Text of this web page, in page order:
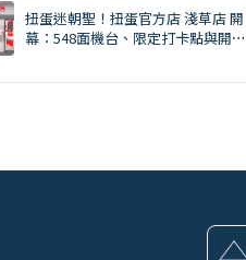
扭蛋迷朝聖！扭蛋官方店 淺草店 開
幕：548面機台、限定打卡點與開幕